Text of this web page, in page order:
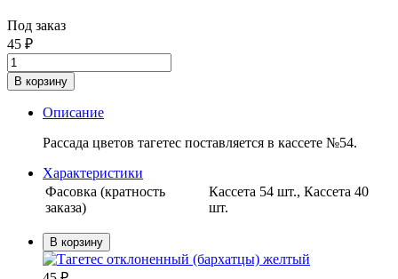
Под заказ
45 ₽
В корзину
Описание
Рассада цветов тагетес поставляется в кассете №54.
Характеристики
Фасовка (кратность
заказа)
Кассета 54 шт., Кассета 40
шт.
В корзину